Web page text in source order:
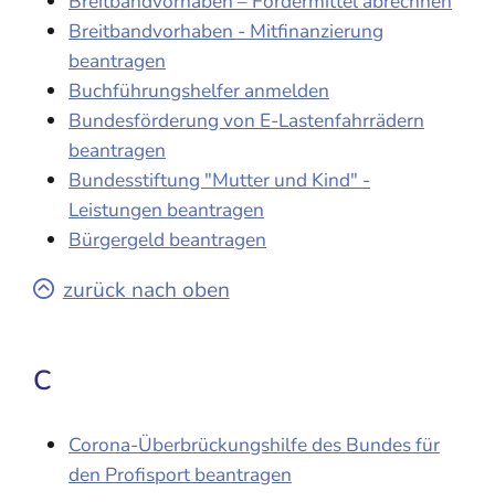
Breitbandvorhaben - Mitfinanzierung
beantragen
Buchführungshelfer anmelden
Bundesförderung von E-Lastenfahrrädern
beantragen
Bundesstiftung "Mutter und Kind" -
Leistungen beantragen
Bürgergeld beantragen
zurück nach oben
C
Corona-Überbrückungshilfe des Bundes für
den Profisport beantragen